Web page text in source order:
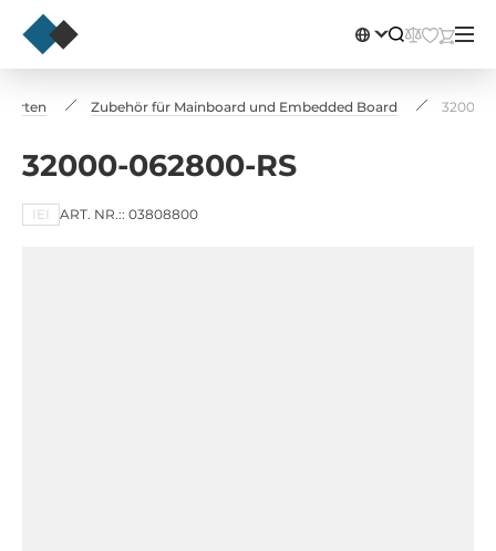
Zubehör für Mainboard und Embedded Board 32000-
32000-062800-RS
IEI ART. NR.:: 03808800